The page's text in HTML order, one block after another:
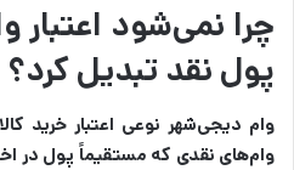
چرا نمی‌شود اعتبار
پول نقد تبدیل کرد؟
وام دیجی‌شهر نوعی اعتبار خرید
وام‌های نقدی که مستقیماً پول در